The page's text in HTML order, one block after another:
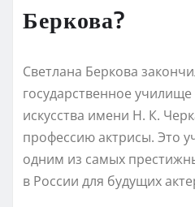
Беркова?
Светлана Беркова
государственное училище
искусства имени Н. К.
профессию актрисы. Это
одним из самых
в России для будущих